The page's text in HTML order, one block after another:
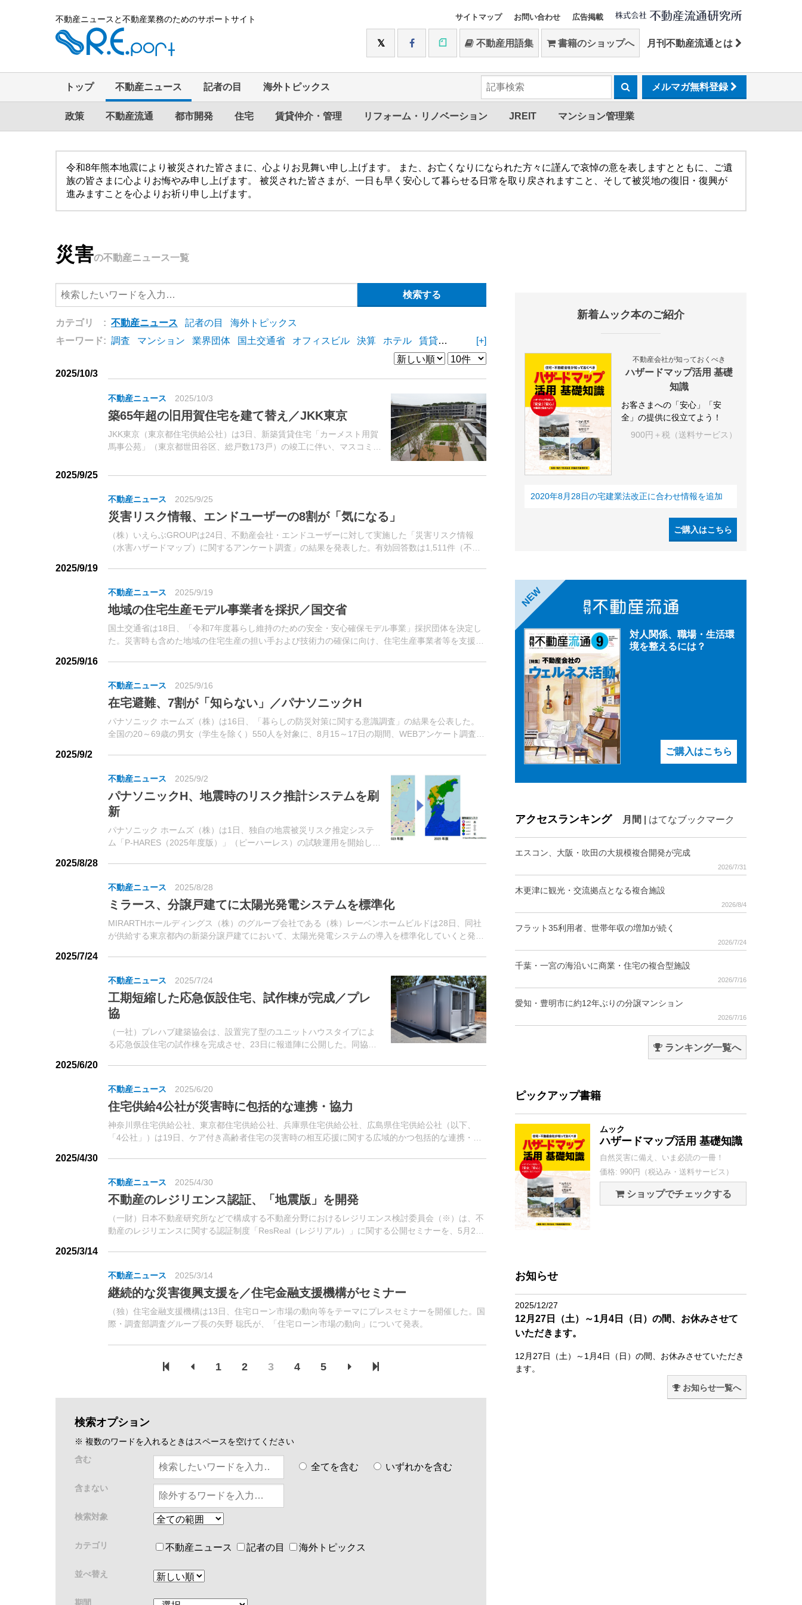
不動産ニュースと不動産業務のためのサポートサイト サイトマップ お問い合わせ 広告掲載
不動産用語集 書籍のショップへ 月刊不動産流通とは
トップ 不動産ニュース 記者の目 海外トピックス メルマガ無料登録
政策 不動産流通 都市開発 住宅 賃貸仲介・管理 リフォーム・リノベーション JREIT マンション管理業
令和8年熊本地震により被災された皆さまに、心よりお見舞い申し上げます。 また、お亡くなりになられた方々に謹んで哀悼の意を表しますとともに、ご遺
族の皆さまに心よりお悔やみ申し上げます。 被災された皆さまが、一日も早く安心して暮らせる日常を取り戻されますこと、そして被災地の復旧・復興が
進みますことを心よりお祈り申し上げます。
災害の不動産ニュース一覧
カテゴリ : 不動産ニュース 記者の目
海外トピックス
キーワード: 調査 マンション 業界団体 国土交通省 オフィスビル 決算 ホテル 賃貸住宅 物流施設
[+]
2025/10/3
不動産ニュース 2025/10/3
築65年超の旧用賀住宅を建て替え／JKK東京
JKK東京（東京都住宅供給公社）は3日、新築賃貸住宅「カーメスト用賀
馬事公苑」（東京都世田谷区、総戸数173戸）の竣工に伴い、マスコミ向
2025/9/25
不動産ニュース 2025/9/25
災害リスク情報、エンドユーザーの8割が「気になる」
（株）いえらぶGROUPは24日、不動産会社・エンドユーザーに対して実施した「災害リスク情報
（水害ハザードマップ）に関するアンケート調査」の結果を発表した。有効回答数は1,511件（不動
2025/9/19
不動産ニュース 2025/9/19
地域の住宅生産モデル事業者を採択／国交省
国土交通省は18日、「令和7年度暮らし維持のための安全・安心確保モデル事業」採択団体を決定し
た。災害時も含めた地域の住宅生産の担い手および技術力の確保に向け、住宅生産事業者等を支援す
2025/9/16
不動産ニュース 2025/9/16
在宅避難、7割が「知らない」／パナソニックH
パナソニック ホームズ（株）は16日、「暮らしの防災対策に関する意識調査」の結果を公表した。
全国の20～69歳の男女（学生を除く）550人を対象に、8月15～17日の期間、WEBアンケート調査を
2025/9/2
不動産ニュース 2025/9/2
パナソニックH、地震時のリスク推計システムを刷
新
パナソニック ホームズ（株）は1日、独自の地震被災リスク推定システ
ム「P-HARES（2025年度版）」（ピーハーレス）の試験運用を開始し
2025/8/28
不動産ニュース 2025/8/28
ミラース、分譲戸建てに太陽光発電システムを標準化
MIRARTHホールディングス（株）のグループ会社である（株）レーベンホームビルドは28日、同社
が供給する東京都内の新築分譲戸建てにおいて、太陽光発電システムの導入を標準化していくと発表
2025/7/24
不動産ニュース 2025/7/24
工期短縮した応急仮設住宅、試作棟が完成／プレ
協
（一社）プレハブ建築協会は、設置完了型のユニットハウスタイプによ
る応急仮設住宅の試作棟を完成させ、23日に報道陣に公開した。同協会
2025/6/20
不動産ニュース 2025/6/20
住宅供給4公社が災害時に包括的な連携・協力
神奈川県住宅供給公社、東京都住宅供給公社、兵庫県住宅供給公社、広島県住宅供給公社（以下、
「4公社」）は19日、ケア付き高齢者住宅の災害時の相互応援に関する広域的かつ包括的な連携・協
2025/4/30
不動産ニュース 2025/4/30
不動産のレジリエンス認証、「地震版」を開発
（一財）日本不動産研究所などで構成する不動産分野におけるレジリエンス検討委員会（※）は、不
動産のレジリエンスに関する認証制度「ResReal（レジリアル）」に関する公開セミナーを、5月21
2025/3/14
不動産ニュース 2025/3/14
継続的な災害復興支援を／住宅金融支援機構がセミナー
（独）住宅金融支援機構は13日、住宅ローン市場の動向等をテーマにプレスセミナーを開催した。国
際・調査部調査グループ長の矢野 聡氏が、「住宅ローン市場の動向」について発表。
1 2 3 4 5
検索オプション
※ 複数のワードを入れるときはスペースを空けてください
含む
全てを含む いずれかを含む
含まない
検索対象
カテゴリ 不動産ニュース 記者の目 海外トピックス
並べ替え
期間
新着ムック本のご紹介
不動産会社が知っておくべき
ハザードマップ活用 基礎
知識
お客さまへの「安心」「安
全」の提供に役立てよう！
900円＋税（送料サービス）
2020年8月28日の宅建業法改正に合わせ情報を追加
ご購入はこちら
NEW
対人関係、職場・生活環
境を整えるには？
ご購入はこちら
アクセスランキング 月間 はてなブックマーク
エスコン、大阪・吹田の大規模複合開発が完成
2026/7/31
木更津に観光・交流拠点となる複合施設
2026/8/4
フラット35利用者、世帯年収の増加が続く
2026/7/24
千葉・一宮の海沿いに商業・住宅の複合型施設
2026/7/16
愛知・豊明市に約12年ぶりの分譲マンション
2026/7/16
ランキング一覧へ
ピックアップ書籍
ムック
ハザードマップ活用 基礎知識
自然災害に備え、いま必読の一冊！
価格: 990円（税込み・送料サービス）
ショップでチェックする
お知らせ
2025/12/27
12月27日（土）～1月4日（日）の間、お休みさせて
いただきます。
12月27日（土）～1月4日（日）の間、お休みさせていただき
ます。
お知らせ一覧へ